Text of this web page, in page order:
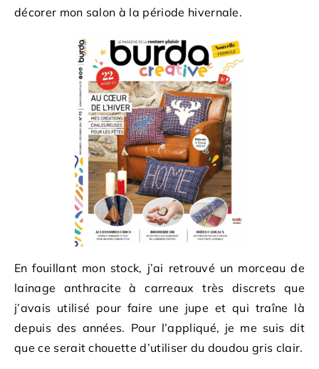
décorer mon salon à la période hivernale.
En fouillant mon stock, j’ai retrouvé un morceau de
lainage anthracite à carreaux très discrets que
j’avais utilisé pour faire une jupe et qui traîne là
depuis des années. Pour l’appliqué, je me suis dit
que ce serait chouette d’utiliser du doudou gris clair.